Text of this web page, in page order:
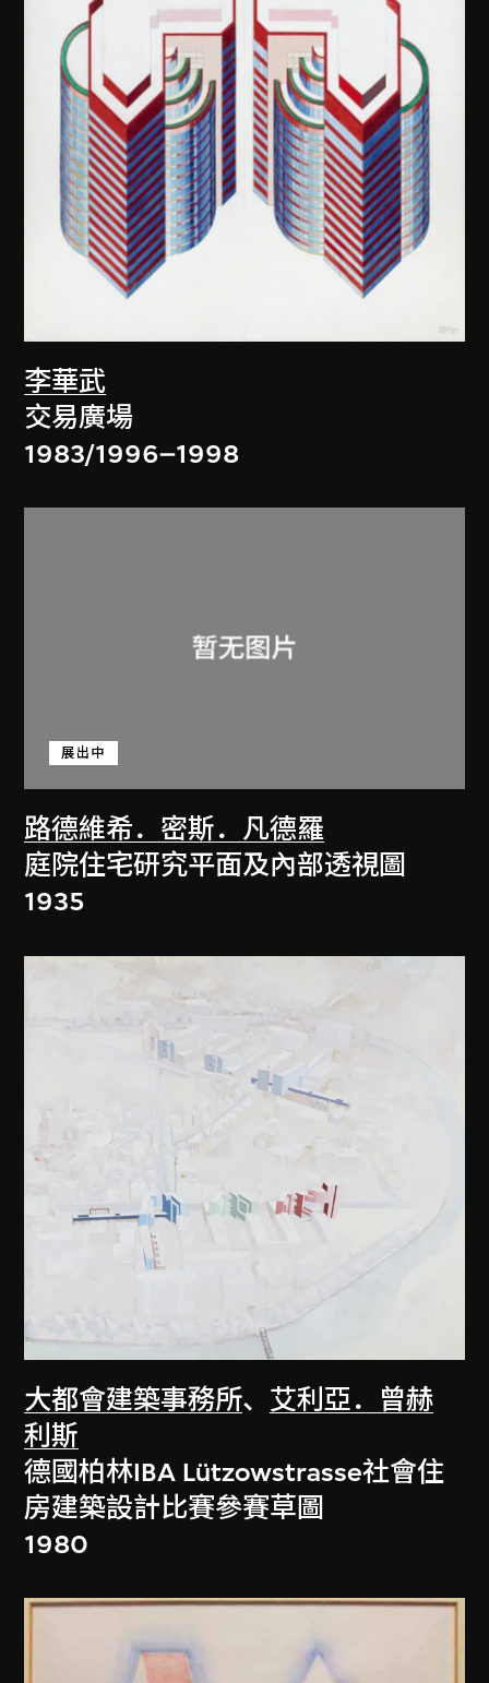
李華武
交易廣場
1983/1996–1998
路德維希．密斯．凡德羅
展出中
庭院住宅研究平面及內部透視圖
1935
大都會建築事務所、 艾利亞．曾赫
利斯
德國柏林IBA Lützowstrasse社會住
房建築設計比賽參賽草圖
1980